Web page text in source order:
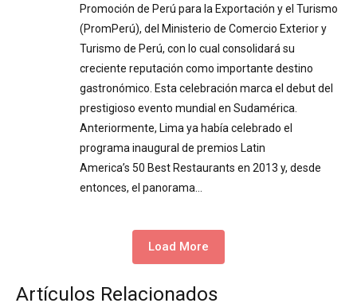
Promoción de Perú para la Exportación y el Turismo
(PromPerú), del Ministerio de Comercio Exterior y
Turismo de Perú, con lo cual consolidará su
creciente reputación como importante destino
gastronómico. Esta celebración marca el debut del
prestigioso evento mundial en Sudamérica.
Anteriormente, Lima ya había celebrado el
programa inaugural de premios Latin
America’s 50 Best Restaurants en 2013 y, desde
entonces, el panorama…
Load More
Artículos Relacionados